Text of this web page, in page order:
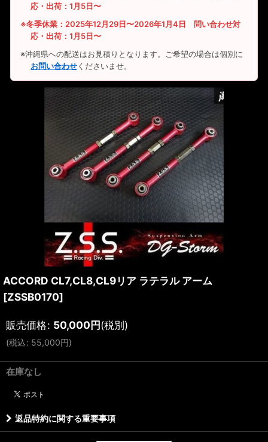
応・出荷：1月5日〜
※冬季休業：2025年12月29日〜2026年1月4日 問い合わせ対
応・出荷：1月5日〜
※沖縄県への配送はお見積りとなります。ご希望の場合は個別に
お問い合わせくださいませ。
ACCORD CL7,CL8,CL9リア ラテラル アーム
[ZSSB0170]
販売価格: 50,000円(税別)
(税込: 55,000円)
在庫なし
返品特約に関する重要事項